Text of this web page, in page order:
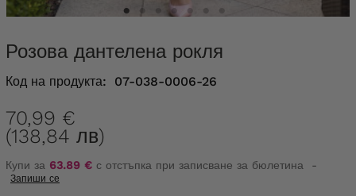
Розова дантелена рокля
Код на продукта: 07-038-0006-26
70,99 €
(138,84 лв)
Купи за 63.89 € с отстъпка при записване за бюлетина -
Запиши се